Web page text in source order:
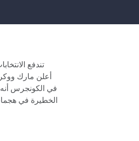
تندفع
أعلن مارك ووكر
في الكونجرس
الخطيرة في